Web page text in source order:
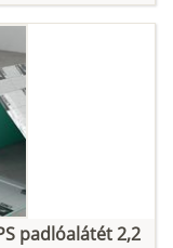
padlóalátét 2,2